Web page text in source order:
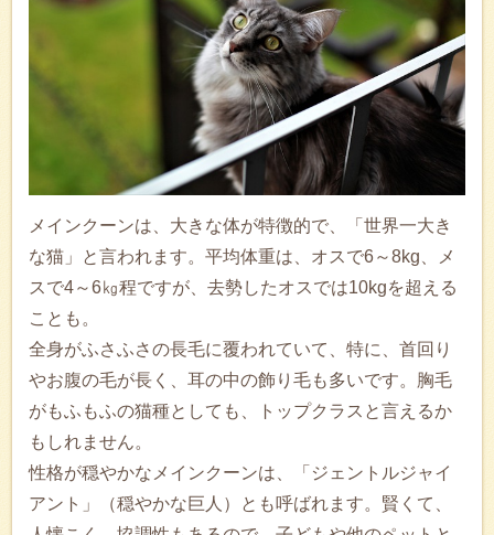
メインクーンは、大きな体が特徴的で、「世界一大き
な猫」と言われます。平均体重は、オスで6～8kg、メ
スで4～6㎏程ですが、去勢したオスでは10kgを超える
ことも。
全身がふさふさの長毛に覆われていて、特に、首回り
やお腹の毛が長く、耳の中の飾り毛も多いです。胸毛
がもふもふの猫種としても、トップクラスと言えるか
もしれません。
性格が穏やかなメインクーンは、「ジェントルジャイ
アント」（穏やかな巨人）とも呼ばれます。賢くて、